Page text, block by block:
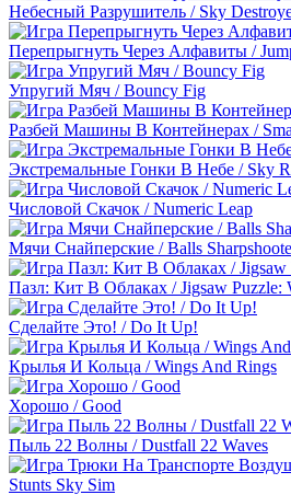
Небесный Разрушитель / Sky
Перепрыгнуть Через Алфавиты /
Упругий Мяч / Bouncy Fig
Разбей Машины В Контейнерах /
Экстремальные Гонки В Небе / Sky
Числовой Скачок / Numeric Leap
Мячи Снайперские / Balls
Пазл: Кит В Облаках / Jigsaw Puzzle:
Сделайте Это! / Do It Up!
Крылья И Кольца / Wings And Rings
Хорошо / Good
Пыль 22 Волны / Dustfall 22 Waves